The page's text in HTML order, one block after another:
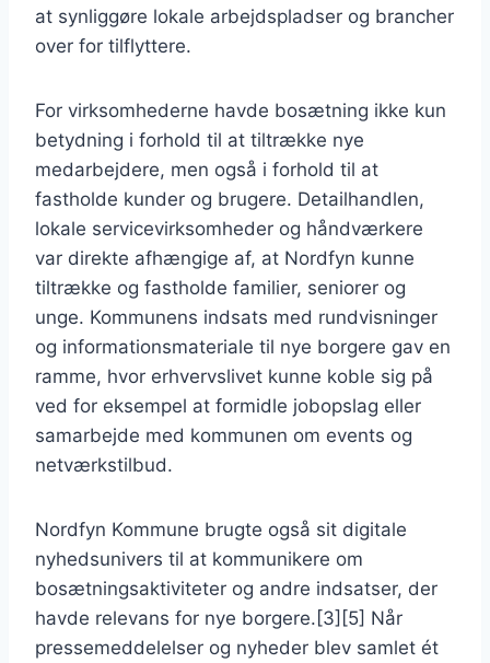
at synliggøre lokale arbejdspladser og brancher
over for tilflyttere.
For virksomhederne havde bosætning ikke kun
betydning i forhold til at tiltrække nye
medarbejdere, men også i forhold til at
fastholde kunder og brugere. Detailhandlen,
lokale servicevirksomheder og håndværkere
var direkte afhængige af, at Nordfyn kunne
tiltrække og fastholde familier, seniorer og
unge. Kommunens indsats med rundvisninger
og informationsmateriale til nye borgere gav en
ramme, hvor erhvervslivet kunne koble sig på
ved for eksempel at formidle jobopslag eller
samarbejde med kommunen om events og
netværkstilbud.
Nordfyn Kommune brugte også sit digitale
nyhedsunivers til at kommunikere om
bosætningsaktiviteter og andre indsatser, der
havde relevans for nye borgere.[3][5] Når
pressemeddelelser og nyheder blev samlet ét